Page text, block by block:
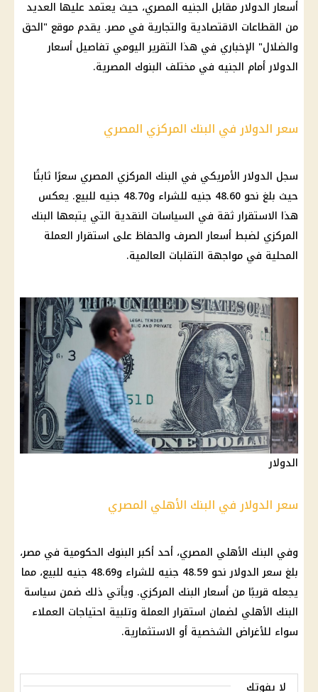
أسعار الدولار مقابل الجنيه المصري، حيث يعتمد عليها العديد
من القطاعات الاقتصادية والتجارية في مصر. يقدم موقع "الحق
والضلال" الإخباري في هذا التقرير اليومي تفاصيل أسعار
الدولارأمام الجنيه في مختلف البنوك المصرية.
سعر الدولار في البنك المركزي المصري
سجل الدولارالأمريكي في البنك المركزي المصري سعرًا ثابتًا
حيث بلغ نحو 48.60 جنيه للشراء و48.70 جنيه للبيع. يعكس
هذا الاستقرار ثقة في السياسات النقدية التي يتبعها البنك
المركزي لضبط أسعار الصرف والحفاظ على استقرارالعملة
المحلية في مواجهة التقلبات العالمية.
الدولار
سعر الدولار في البنك الأهلي المصري
وفي البنك الأهلي المصري، أحد أكبرالبنوك الحكومية في مصر،
بلغ سعر الدولار
نحو 48.59 جنيه للشراء و48.69 جنيه للبيع، مما
يجعله قريبًا من أسعار البنك المركزي. ويأتي ذلك ضمن سياسة
البنك الأهلي لضمان استقرار العملة وتلبية احتياجات العملاء
سواء للأغراض الشخصية أو الاستثمارية.
لا يفوتك